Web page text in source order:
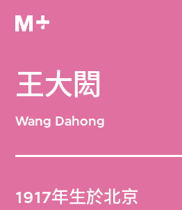
王大閎
Wang Dahong
1917年生於北京